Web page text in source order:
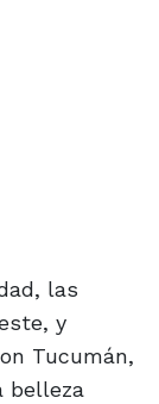
las
y
Tucumán,
belleza